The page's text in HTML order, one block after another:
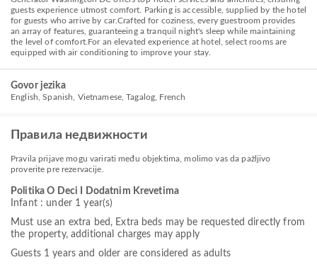
guests experience utmost comfort. Parking is accessible, supplied by the hotel
for guests who arrive by car.Crafted for coziness, every guestroom provides
an array of features, guaranteeing a tranquil night's sleep while maintaining
the level of comfort.For an elevated experience at hotel, select rooms are
equipped with air conditioning to improve your stay.
Govor jezika
English, Spanish, Vietnamese, Tagalog, French
Правила недвижности
Pravila prijave mogu varirati među objektima, molimo vas da pažljivo
proverite pre rezervacije.
Politika O Deci I Dodatnim Krevetima
Infant : under 1 year(s)
Must use an extra bed, Extra beds may be requested directly from
the property, additional charges may apply
Guests 1 years and older are considered as adults